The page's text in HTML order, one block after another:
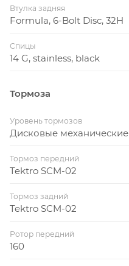
Втулка задняя
Formula, 6-Bolt Disc, 32H
Спицы
14 G, stainless, black
Тормоза
Уровень тормозов
Дисковые механические
Тормоз передний
Tektro SCM-02
Тормоз задний
Tektro SCM-02
Ротор передний
160